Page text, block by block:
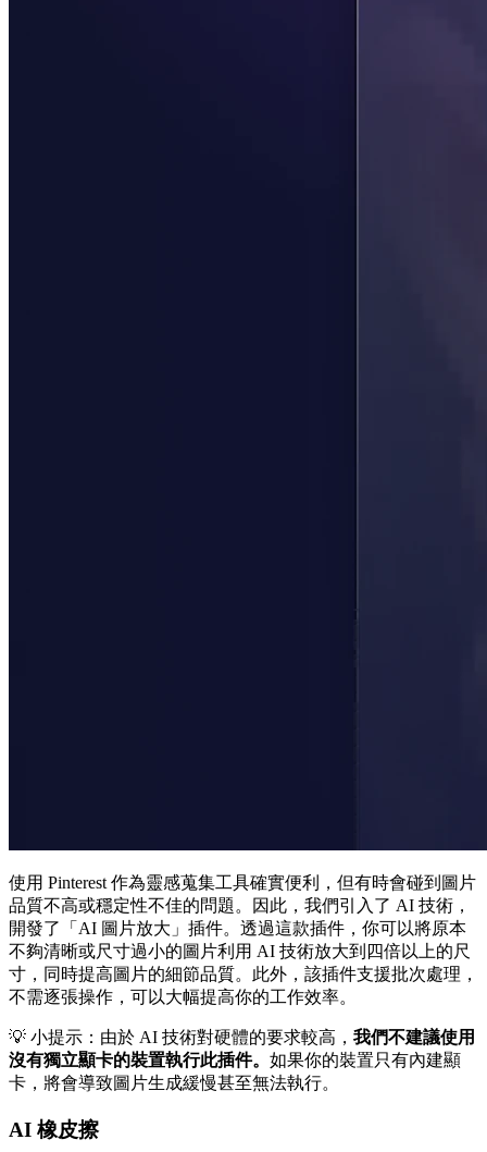
使用 Pinterest 作為靈感蒐集工具確實便利，但有時會碰到圖片
品質不高或穩定性不佳的問題。因此，我們引入了 AI 技術，
開發了「AI 圖片放大」插件。透過這款插件，你可以將原本
不夠清晰或尺寸過小的圖片利用 AI 技術放大到四倍以上的尺
寸，同時提高圖片的細節品質。此外，該插件支援批次處理，
不需逐張操作，可以大幅提高你的工作效率。
💡 小提示：由於 AI 技術對硬體的要求較高， 我們不建議使用
沒有獨立顯卡的裝置執行此插件。 如果你的裝置只有內建顯
卡，將會導致圖片生成緩慢甚至無法執行。
AI 橡皮擦